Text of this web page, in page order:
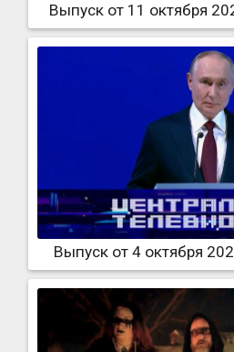
Выпуск от 11 октября
Выпуск от 4 октября